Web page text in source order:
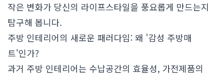
작은 변화가 당신의 라이프스타일을 풍요롭게 만드는지
탐구해 봅니다.
주방 인테리어의 새로운 패러다임: 왜 '감성 주방매
트'인가?
과거 주방 인테리어는 수납공간의 효율성, 가전제품의